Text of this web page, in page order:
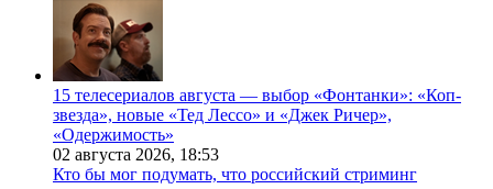
15 телесериалов августа — выбор «Фонтанки»: «Коп-
звезда», новые «Тед Лессо» и «Джек Ричер»,
«Одержимость»
02 августа 2026, 18:53
Кто бы мог подумать, что российский стриминг